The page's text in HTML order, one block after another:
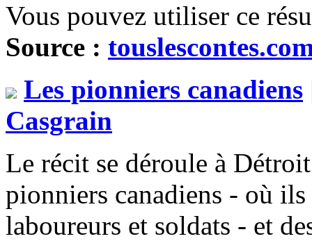
Vous pouvez utiliser ce
Source :
Les pionniers canadiens
Casgrain
Le récit se déroule à
pionniers canadiens - où
laboureurs et soldats - et